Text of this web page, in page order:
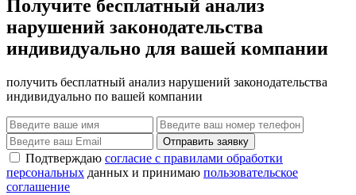
Получите бесплатный анализ
нарушений законодательства
индивидуально для вашей компании
получить бесплатный анализ нарушений законодательства
индивидуально по вашей компании
Отправить заявку
Подтверждаю согласие с правилами обработки
персональных данных и принимаю пользовательское
соглашение